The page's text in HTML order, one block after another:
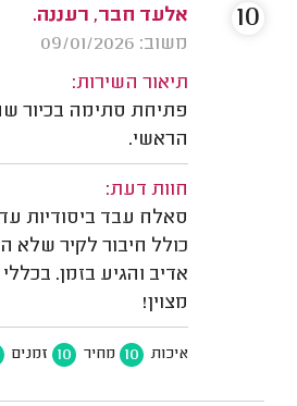
אלעד חבר, רעננה.
משוב: 09/01/2026
תיאור השירות:
פתיחת סתימה בכיור
הראשי.
חוות דעת:
סאלח עבד ביסודיות
כולל חיבור לקיר שלא
אדיב והגיע בזמן.
מצוין!
איכות 10 מחיר 10 זמנים
10